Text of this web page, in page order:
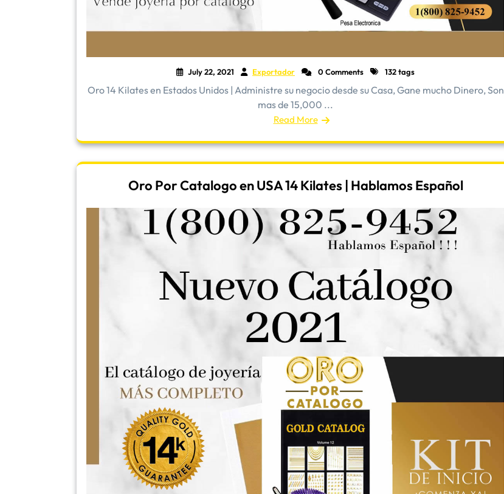
July 22, 2021 Exportador 0 Comments 132 tags
Oro 14 Kilates en Estados Unidos | Administre su negocio desde su Casa, Gane mucho Dinero, Son
mas de 15,000 ...
Read More
Oro Por Catalogo en USA 14 Kilates | Hablamos Español